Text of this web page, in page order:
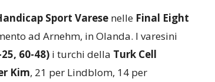
Sport Varesenelle Final Eight
ad Arnehm, in Olanda. I varesini
60-48)i turchi della Turk Cell
Kim, 21 per Lindblom, 14 per